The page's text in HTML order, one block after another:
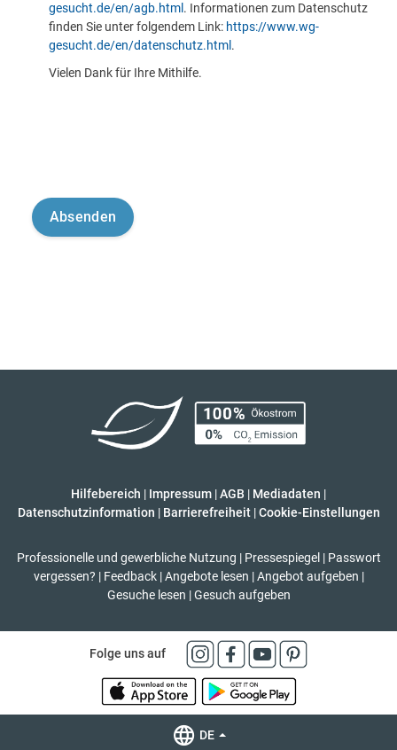
gesucht.de/en/agb.html . Informationen zum Datenschutz
finden Sie unter folgendem Link: https://www.wg-
gesucht.de/en/datenschutz.html .
Vielen Dank für Ihre Mithilfe.
Hilfebereich | Impressum |AGB | Mediadaten |
Datenschutzinformation | Barrierefreiheit | Cookie-Einstellungen
Professionelle und gewerbliche Nutzung | Pressespiegel | Passwort
vergessen? | Feedback | Angebote lesen | Angebot aufgeben |
Gesuche lesen | Gesuch aufgeben
Folge uns auf
DE